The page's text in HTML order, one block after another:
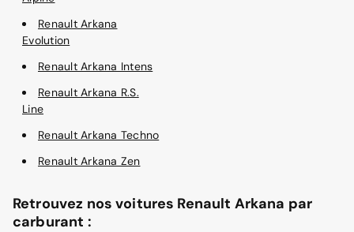
Renault Arkana
Evolution
Renault Arkana Intens
Renault Arkana R.S.
Line
Renault Arkana Techno
Renault Arkana Zen
Retrouvez nos voitures Renault Arkana par
carburant :